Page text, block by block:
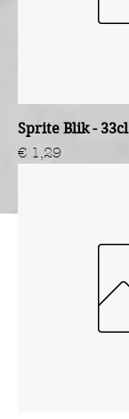
Sprite Blik - 33cl
Prijs
€ 1,29